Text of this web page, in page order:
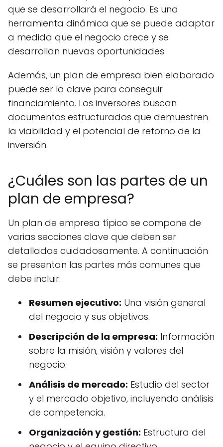
que se desarrollará el negocio. Es una
herramienta dinámica que se puede adaptar
a medida que el negocio crece y se
desarrollan nuevas oportunidades.
Además, un plan de empresa bien elaborado
puede ser la clave para conseguir
financiamiento. Los inversores buscan
documentos estructurados que demuestren
la viabilidad y el potencial de retorno de la
inversión.
¿Cuáles son las partes de un
plan de empresa?
Un plan de empresa típico se compone de
varias secciones clave que deben ser
detalladas cuidadosamente. A continuación
se presentan las partes más comunes que
debe incluir:
Resumen ejecutivo: Una visión general
del negocio y sus objetivos.
Descripción de la empresa: Información
sobre la misión, visión y valores del
negocio.
Análisis de mercado: Estudio del sector
y el mercado objetivo, incluyendo análisis
de competencia.
Organización y gestión: Estructura del